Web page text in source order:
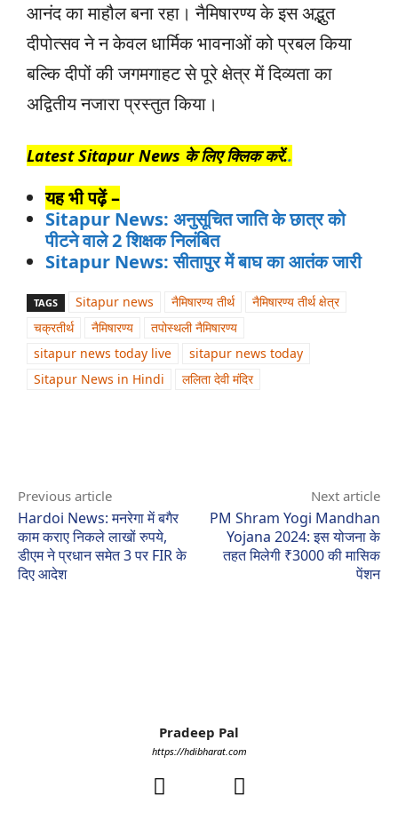
आनंद का माहौल बना रहा। नैमिषारण्य के इस अद्भुत
दीपोत्सव ने न केवल धार्मिक भावनाओं को प्रबल किया
बल्कि दीपों की जगमगाहट से पूरे क्षेत्र में दिव्यता का
अद्वितीय नजारा प्रस्तुत किया।
Latest Sitapur News के लिए क्लिक करें..
यह भी पढ़ें –
Sitapur News: अनुसूचित जाति के छात्र को
पीटने वाले 2 शिक्षक निलंबित
Sitapur News: सीतापुर में बाघ का आतंक जारी
TAGS Sitapur news नैमिषारण्य तीर्थ
नैमिषारण्य तीर्थ क्षेत्र
चक्रतीर्थ
नैमिषारण्य
तपोस्थली नैमिषारण्य
sitapur news today live
sitapur news today
Sitapur News in Hindi
ललिता देवी मंदिर
Previous article
Hardoi News: मनरेगा में बगैर
काम कराए निकले लाखों रुपये,
डीएम ने प्रधान समेत 3 पर FIR के
दिए आदेश
Next article
PM Shram Yogi Mandhan
Yojana 2024: इस योजना के
तहत मिलेगी ₹3000 की मासिक
पेंशन
Pradeep Pal
https://hdibharat.com